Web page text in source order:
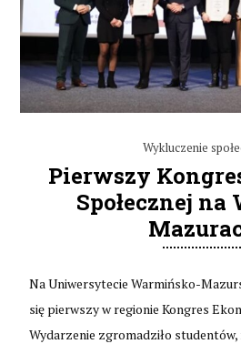
Wykluczenie
Pierwszy
Społecznej
Na Uniwersytecie Warmińsko-
się pierwszy w regionie Kongres
Wydarzenie zgromadziło studentów,